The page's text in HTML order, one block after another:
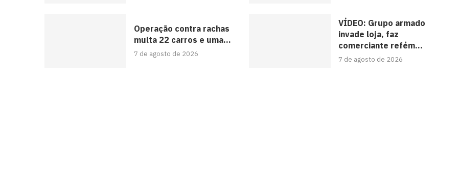
Operação contra rachas
multa 22 carros e uma...
7 de agosto de 2026
VÍDEO: Grupo armado
invade loja, faz
comerciante refém...
7 de agosto de 2026